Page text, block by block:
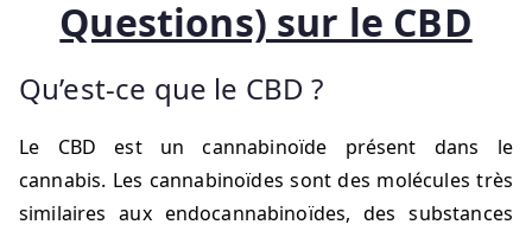
Questions) sur le CBD
Qu’est-ce que le CBD ?
Le CBD est un cannabinoïde présent dans le
cannabis. Les cannabinoïdes sont des molécules très
similaires aux endocannabinoïdes, des substances